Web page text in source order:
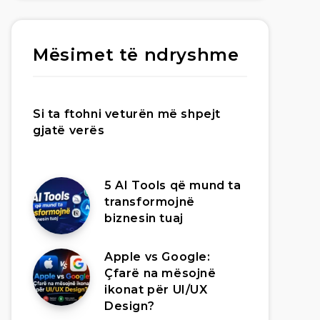
Mësimet të ndryshme
Si ta ftohni veturën më shpejt
gjatë verës
5 AI Tools që mund ta
transformojnë
biznesin tuaj
Apple vs Google:
Çfarë na mësojnë
ikonat për UI/UX
Design?